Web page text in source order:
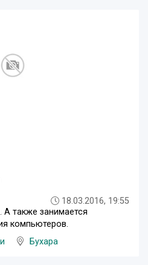
18.03.2016, 19:55
А также занимается
компьютеров.
Бухара